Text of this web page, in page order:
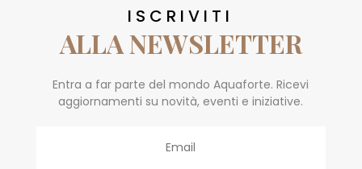
ISCRIVITI
ALLA NEWSLETTER
Entra a far parte del mondo Aquaforte. Ricevi
aggiornamenti su novità, eventi e iniziative.